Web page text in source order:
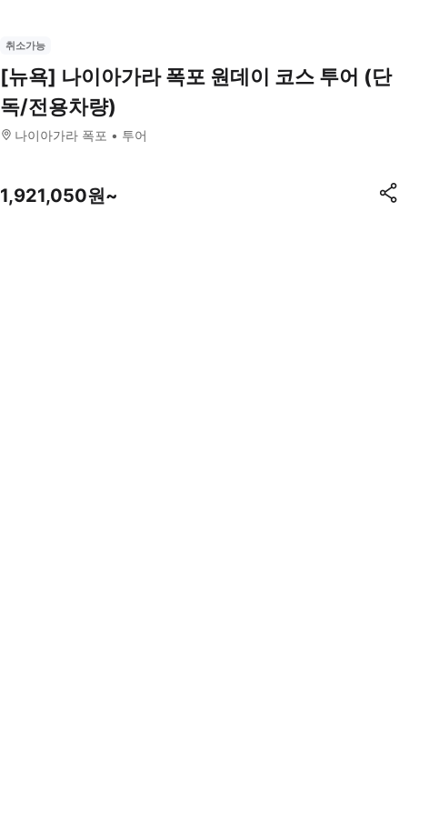
취소가능
[뉴욕] 나이아가라 폭포 원데이 코스 투어 (단
독/전용차량)
나이아가라 폭포 투어
1,921,050원~